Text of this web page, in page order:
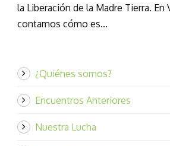
la Liberación de la Madre Tierra. En
contamos cómo es...
¿Quiénes somos?
Encuentros Anteriores
Nuestra Lucha